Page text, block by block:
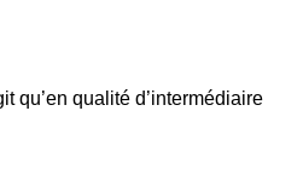
qu’en qualité d’intermédiaire